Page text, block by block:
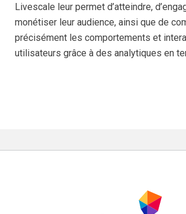
Livescale leur permet d’atteindre,
monétiser leur audience, ainsi que de
précisément les comportements et
utilisateurs grâce à des analytiques en